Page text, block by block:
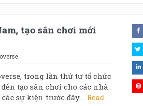
tạo sân chơi mới
trong lần thứ tư tổ chức
đến tạo sân chơi cho các nhà
sự kiện trước đây.... Read